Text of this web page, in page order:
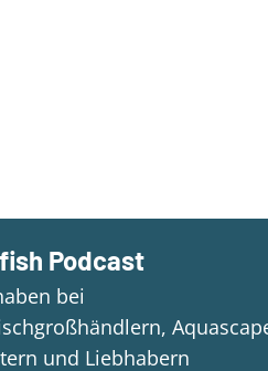
Podcast
bei
und Liebhabern